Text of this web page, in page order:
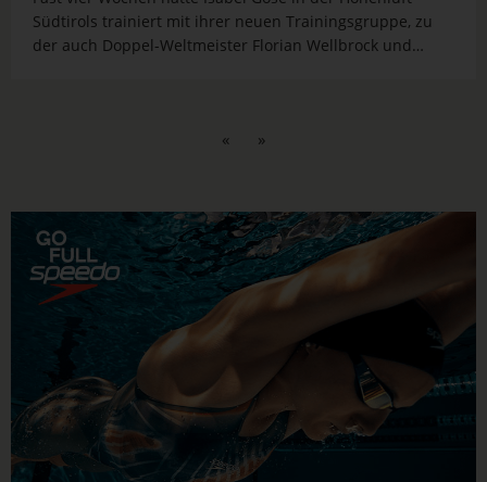
Südtirols trainiert mit ihrer neuen Trainingsgruppe, zu
der auch Doppel-Weltmeister Florian Wellbrock und
« »